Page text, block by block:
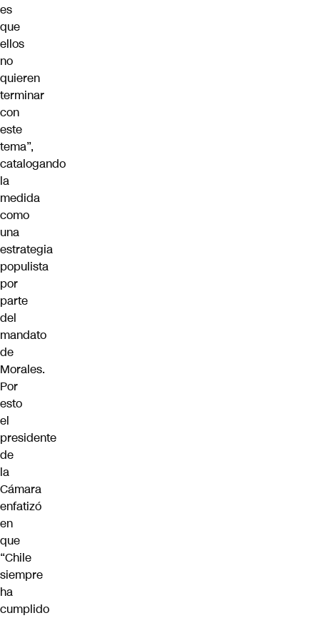
es
que
ellos
no
quieren
terminar
con
este
tema”,
catalogando
la
medida
como
una
estrategia
populista
por
parte
del
mandato
de
Morales.
Por
esto
el
presidente
de
la
Cámara
enfatizó
en
que
“Chile
siempre
ha
cumplido